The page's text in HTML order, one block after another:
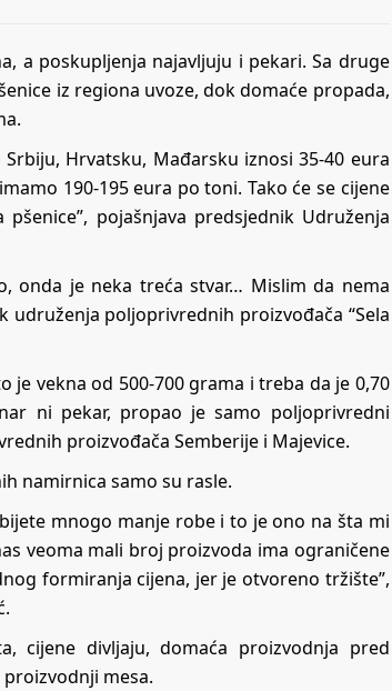
a poskupljenja najavljuju i pekari. Sa druge
iz regiona uvoze, dok domaće propada,
Hrvatsku, Mađarsku iznosi 35-40 eura
190-195 eura po toni. Tako će se cijene
pojašnjava predsjednik Udruženja
onda je neka treća stvar… Mislim da nema
udruženja poljoprivrednih proizvođača “Sela
vekna od 500-700 grama i treba da je 0,70
ni pekar, propao je samo poljoprivredni
proizvođača Semberije i Majevice.
namirnica samo su rasle.
mnogo manje robe i to je ono na šta mi
veoma mali broj proizvoda ima ograničene
formiranja cijena, jer je otvoreno tržište”,
cijene divljaju, domaća proizvodnja pred
mesa.